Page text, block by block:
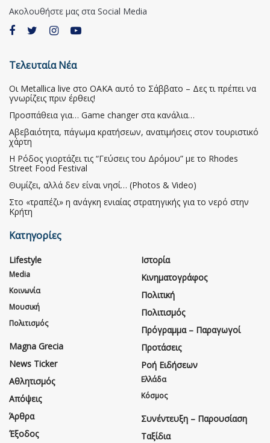
Ακολουθήστε μας στα Social Media
Τελευταία Νέα
Οι Metallica live στο ΟΑΚΑ αυτό το Σάββατο – Δες τι πρέπει να
γνωρίζεις πριν έρθεις!
Προσπάθεια για… Game changer στα κανάλια…
Αβεβαιότητα, πάγωμα κρατήσεων, ανατιμήσεις στον τουριστικό
χάρτη
Η Ρόδος γιορτάζει τις “Γεύσεις του Δρόμου” με το Rhodes
Street Food Festival
Θυμίζει, αλλά δεν είναι νησί… (Photos & Video)
Στο «τραπέζι» η ανάγκη ενιαίας στρατηγικής για το νερό στην
Κρήτη
Κατηγορίες
Lifestyle
Media
Κοινωνία
Μουσική
Πολιτισμός
Magna Grecia
News Ticker
Αθλητισμός
Απόψεις
Άρθρα
Έξοδος
Ιστορία
Κινηματογράφος
Πολιτική
Πολιτισμός
Πρόγραμμα – Παραγωγοί
Προτάσεις
Ροή Ειδήσεων
Ελλάδα
Κόσμος
Συνέντευξη – Παρουσίαση
Ταξίδια